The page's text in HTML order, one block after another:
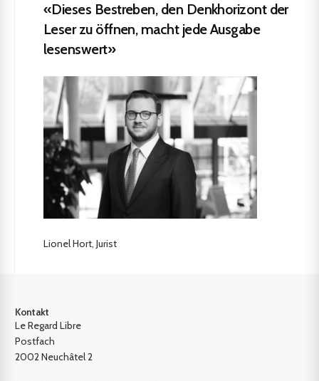
«Dieses Bestreben, den Denkhorizont der
Leser zu öffnen, macht jede Ausgabe
lesenswert»
Lionel Hort, Jurist
Kontakt
Le Regard Libre
Postfach
2002 Neuchâtel 2